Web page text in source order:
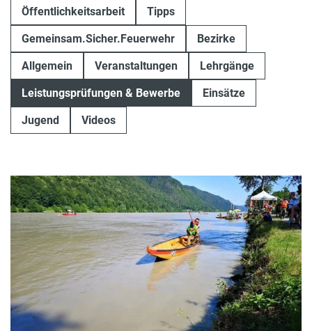
Öffentlichkeitsarbeit Tipps
Gemeinsam.Sicher.Feuerwehr Bezirke
Allgemein Veranstaltungen Lehrgänge
Leistungsprüfungen & Bewerbe Einsätze
Jugend Videos